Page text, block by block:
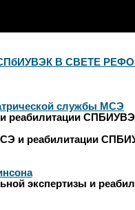
В СВЕТЕ
службы МСЭ
реабилитации
и реабилитации
экспертизы и